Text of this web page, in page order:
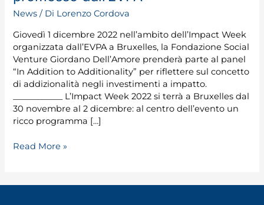
News / Di Lorenzo Cordova
Giovedì 1 dicembre 2022 nell’ambito dell’Impact Week
organizzata dall’EVPA a Bruxelles, la Fondazione Social
Venture Giordano Dell’Amore prenderà parte al panel
“In Addition to Additionality” per riflettere sul concetto
di addizionalità negli investimenti a impatto.
____________ L’Impact Week 2022 si terrà a Bruxelles dal
30 novembre al 2 dicembre: al centro dell’evento un
ricco programma […]
Read More »